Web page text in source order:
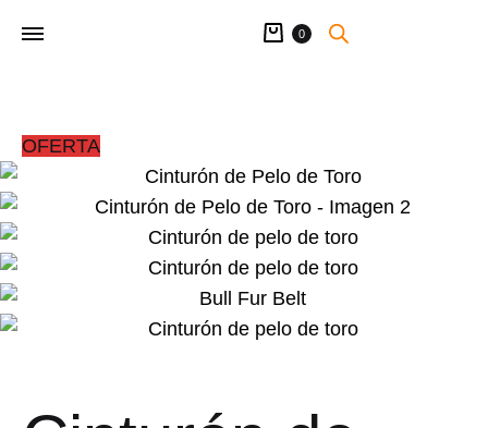
Carrito
0
OFERTA